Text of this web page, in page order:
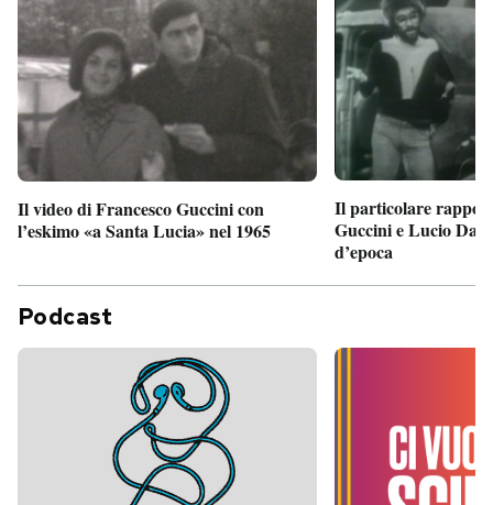
Il video di Francesco Guccini con
l’eskimo «a Santa Lucia» nel 1965
Il particolare
Guccini e Lucio
d’epoca
Podcast